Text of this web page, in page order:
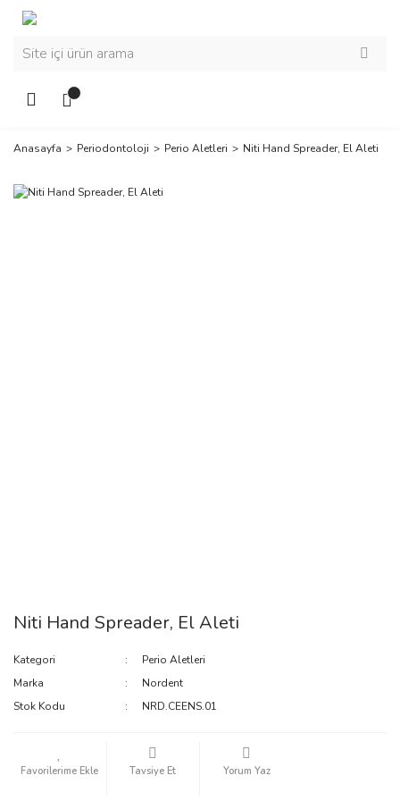
Anasayfa Periodontoloji Perio Aletleri Niti Hand Spreader, El Aleti
Niti Hand Spreader, El Aleti
Kategori
Perio Aletleri
Marka
Nordent
Stok Kodu
NRD.CEENS.01
Tavsiye Et Yorum Yaz